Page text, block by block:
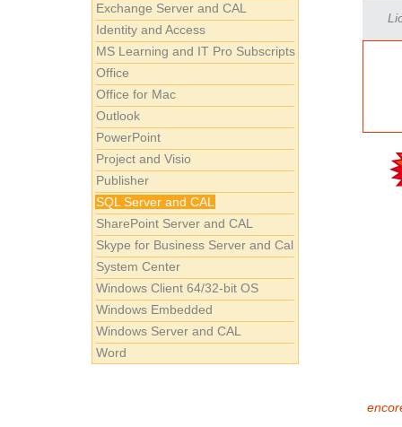
Exchange Server and CAL
Identity and Access
MS Learning and IT Pro Subscripts
Office
Office for Mac
Outlook
PowerPoint
Project and Visio
Publisher
SQL Server and CAL
SharePoint Server and CAL
Skype for Business Server and Cal
System Center
Windows Client 64/32-bit OS
Windows Embedded
Windows Server and CAL
Word